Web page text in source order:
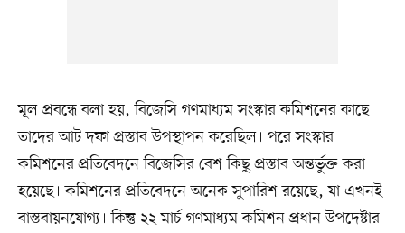
মূল প্রবন্ধে বলা হয়, বিজেসি গণমাধ্যম সংস্কার কমিশনের কাছে
তাদের আট দফা প্রস্তাব উপস্থাপন করেছিল। পরে সংস্কার
কমিশনের প্রতিবেদনে বিজেসির বেশ কিছু প্রস্তাব অন্তর্ভুক্ত করা
হয়েছে। কমিশনের প্রতিবেদনে অনেক সুপারিশ রয়েছে, যা এখনই
বাস্তবায়নযোগ্য। কিন্তু ২২ মার্চ গণমাধ্যম কমিশন প্রধান উপদেষ্টার